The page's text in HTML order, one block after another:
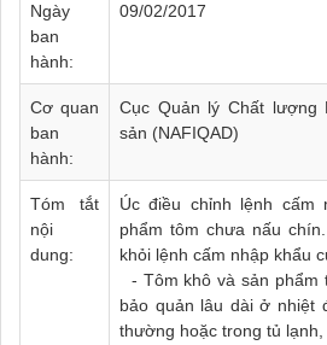
Ngày
ban
hành:
09/02/2017
Cơ quan
ban
hành:
Cục Quản lý Chất lượng
sản (NAFIQAD)
Tóm tắt
nội
dung:
Úc điều chỉnh lệnh cấm
phẩm tôm chưa nấu
khỏi lệnh cấm nhập khẩu
- Tôm khô và sản phẩm
bảo quản lâu dài ở nhiệt
thường hoặc trong tủ lạnh,